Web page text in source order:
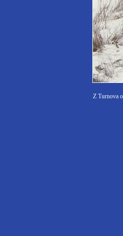
Z Turnova